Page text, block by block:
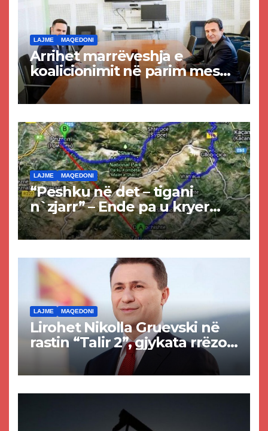
LAJME MAQEDONI
Arrihet marrëveshja e
koalicionimit në parim mes
Kurtit dhe Abdixhikut
LAJME MAQEDONI
“Peshku në det – tigani
n`zjarr” – Ende pa u kryer
projekti i tunelit, komuna e
Tetovës nis punimet për
LAJME MAQEDONI
Lirohet Nikolla Gruevski në
rastin “Talir 2”, gjykata rrëzon
akuzat për ndërtimin e
paligjshëm të selisë së